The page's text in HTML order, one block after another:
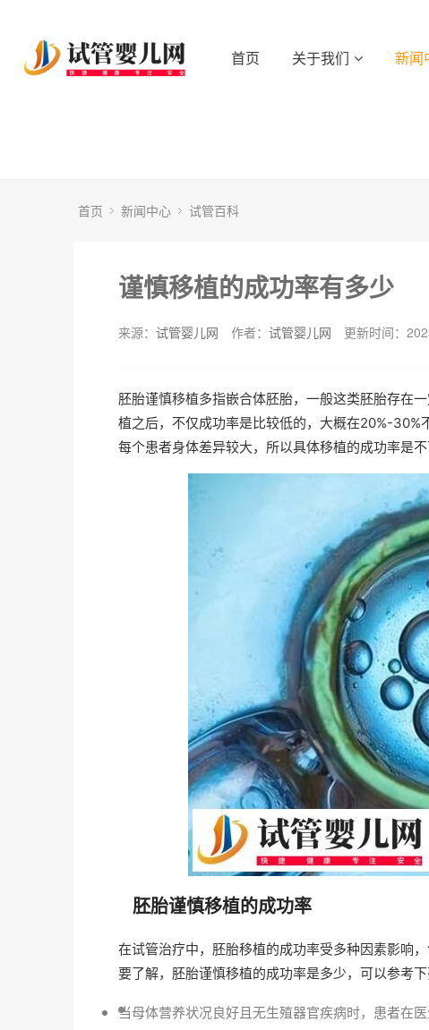
首页 关于我们 新闻
首页 新闻中心 试管百科
谨慎移植的成功率有多少
来源： 试管婴儿网 作者： 试管婴儿网 更新时间：
胚胎谨慎移植多指嵌合体胚胎，一般这类胚胎存在
植之后，不仅成功率是比较低的，大概在20%-
每个患者身体差异较大，所以具体移植的成功率是不
胚胎谨慎移植的成功率
在试管治疗中，胚胎移植的成功率受多种因素影响
要了解，胚胎谨慎移植的成功率是多少，可以参考下
当母体营养状况良好且无生殖器官疾病时，患者在